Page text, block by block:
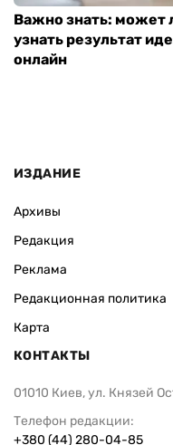
Важно знать: может
узнать результат
онлайн
ИЗДАНИЕ
Архивы
Редакция
Реклама
Редакционная политика
Карта
КОНТАКТЫ
01010 Киев, ул. Князей
Телефон редакции:
+380 (44) 280-04-85